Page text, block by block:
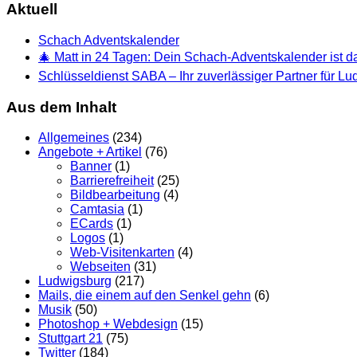
Aktuell
Schach Adventskalender
🎄 Matt in 24 Tagen: Dein Schach-Adventskalender ist
Schlüsseldienst SABA – Ihr zuverlässiger Partner für
Aus dem Inhalt
Allgemeines (234)
Angebote + Artikel (76)
Banner (1)
Barrierefreiheit(25)
Bildbearbeitung (4)
Camtasia (1)
ECards (1)
Logos (1)
Web-Visitenkarten (4)
Webseiten (31)
Ludwigsburg (217)
Mails, die einem auf den Senkel gehn (6)
Musik (50)
Photoshop + Webdesign (15)
Stuttgart 21 (75)
Twitter (184)